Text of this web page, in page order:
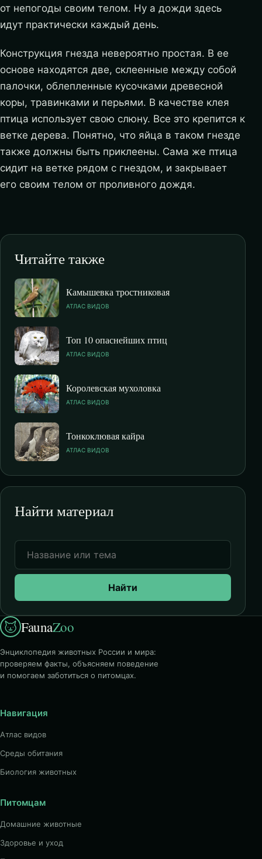
от непогоды своим телом. Ну а дожди здесь
идут практически каждый день.
Конструкция гнезда невероятно простая. В ее
основе находятся две, склеенные между собой
палочки, облепленные кусочками древесной
коры, травинками и перьями. В качестве клея
птица использует свою слюну. Все это крепится к
ветке дерева. Понятно, что яйца в таком гнезде
также должны быть приклеены. Сама же птица
сидит на ветке рядом с гнездом, и закрывает
его своим телом от проливного дождя.
Читайте также
Камышевка тростниковая
АТЛАС ВИДОВ
Топ 10 опаснейших птиц
АТЛАС ВИДОВ
Королевская мухоловка
АТЛАС ВИДОВ
Тонкоклювая кайра
АТЛАС ВИДОВ
Найти материал
Найти
FaunaZoo
Энциклопедия животных России и мира:
проверяем факты, объясняем поведение
и помогаем заботиться о питомцах.
Навигация
Атлас видов
Среды обитания
Биология животных
Питомцам
Домашние животные
Здоровье и уход